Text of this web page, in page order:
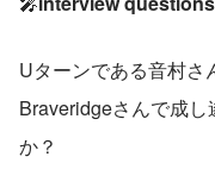
Uターンである音村さ
Braveridgeさんで成
か？